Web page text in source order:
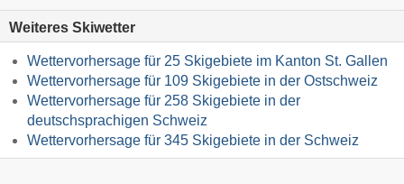
Weiteres Skiwetter
Wettervorhersage für 25 Skigebiete im Kanton St. Gallen
Wettervorhersage für 109 Skigebiete in der Ostschweiz
Wettervorhersage für 258 Skigebiete in der
deutschsprachigen Schweiz
Wettervorhersage für 345 Skigebiete in der Schweiz